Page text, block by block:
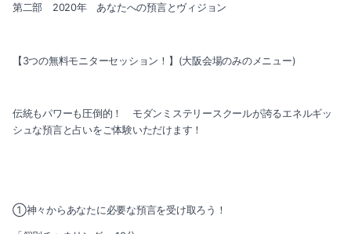
第二部 2020年 あなたへの預言とヴィジョン
【3つの無料モニターセッション！】(大阪会場のみのメニュー)
伝統もパワーも圧倒的！ モダンミステリースクールが誇るエネルギッ
シュな預言と占いをご体験いただけます！
①神々からあなたに必要な預言を受け取ろう！